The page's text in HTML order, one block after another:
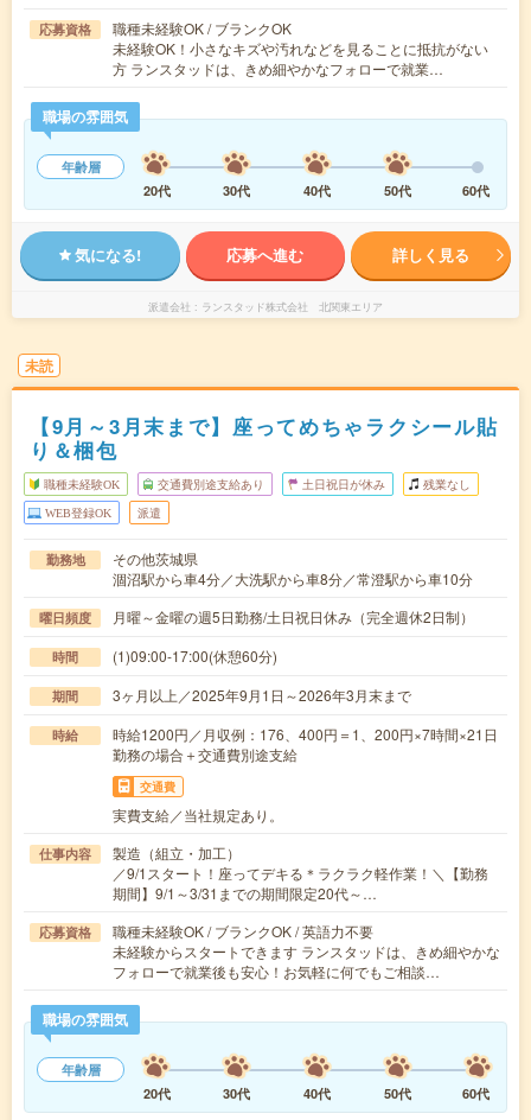
応募資格
職種未経験OK / ブランクOK
未経験OK！小さなキズや汚れなどを見ることに抵抗がない
方 ランスタッドは、きめ細やかなフォローで就業…
職場の雰囲気
年齢層
20代
30代 40代 50代 60代
気になる! 応募へ進む 詳しく見る
派遣会社 ランスタッド株式会社 北関東エリア
未読
【9月～3月末まで】座ってめちゃラクシール貼
り＆梱包
職種未経験OK 交通費別途支給あり 土日祝日が休み 残業なし
WEB登録OK 派遣
勤務地
その他茨城県
涸沼駅から車4分／大洗駅から車8分／常澄駅から車10分
曜日頻度 月曜～金曜の週5日勤務/土日祝日休み（完全週休2日制）
時間 (1)09:00-17:00(休憩60分)
期間 3ヶ月以上／2025年9月1日～2026年3月末まで
時給
時給1200円／月収例：176、400円＝1、200円×7時間×21日
勤務の場合＋交通費別途支給
交通費
実費支給／当社規定あり。
仕事内容
製造（組立・加工）
／9/1スタート！座ってデキる＊ラクラク軽作業！＼【勤務
期間】9/1～3/31までの期間限定20代～…
応募資格
職種未経験OK / ブランクOK / 英語力不要
未経験からスタートできます ランスタッドは、きめ細やかな
フォローで就業後も安心！お気軽に何でもご相談…
職場の雰囲気
年齢層
20代
30代 40代 50代 60代